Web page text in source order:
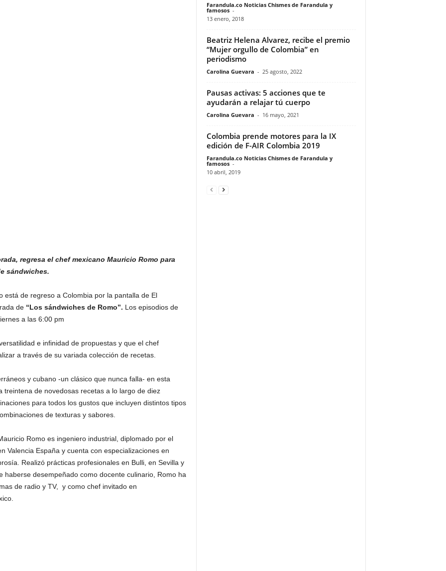
regresa el chef mexicano Mauricio Romo para
sándwiches.
está de regreso a Colombia por la pantalla de El
de “Los sándwiches de Romo”. Los episodios de
a las 6:00 pm
e infinidad de propuestas y que el chef
a través de su variada colección de recetas.
y cubano -un clásico que nunca falla- en esta
de novedosas recetas a lo largo de diez
para todos los gustos que incluyen distintos tipos
de texturas y sabores.
Romo es ingeniero industrial, diplomado por el
Valencia España y cuenta con especializaciones en
Realizó prácticas profesionales en Bulli, en Sevilla y
haberse desempeñado como docente culinario, Romo ha
de radio y TV, y como chef invitado en
Farandula.co Noticias Chismes de Farandula y
famosos -
13 enero, 2018
Beatriz Helena Alvarez, recibe el premio
“Mujer orgullo de Colombia” en
periodismo
Carolina Guevara - 25 agosto, 2022
Pausas activas: 5 acciones que te
ayudarán a relajar tú cuerpo
Carolina Guevara - 16 mayo, 2021
Colombia prende motores para la IX
edición de F-AIR Colombia 2019
Farandula.co Noticias Chismes de Farandula y
famosos -
10 abril, 2019